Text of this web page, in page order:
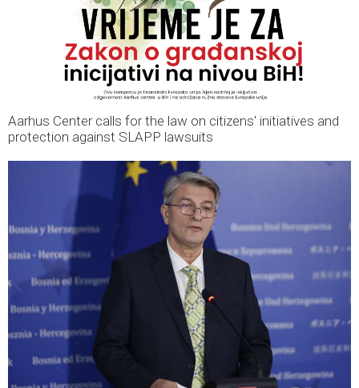
Aarhus Center calls for the law on citizens' initiatives and
protection against SLAPP lawsuits